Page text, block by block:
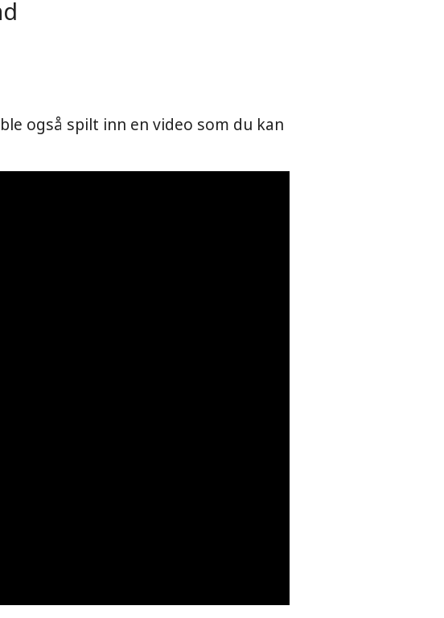
også spilt inn en video som du kan